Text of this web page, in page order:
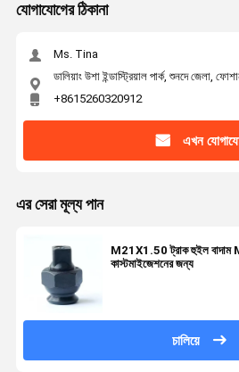
যোগাযোগের ঠিকানা
Ms. Tina
ডালিয়াং উশা ইন্ডাস্ট্রিয়াল পার্ক, শুনদে জেলা,
+8615260320912
এখন
এর সেরা মূল্য পান
M21X1.50 ট্রাক হুইল বাদাম
কাস্টমাইজেশনের জন্য
চালিয়ে